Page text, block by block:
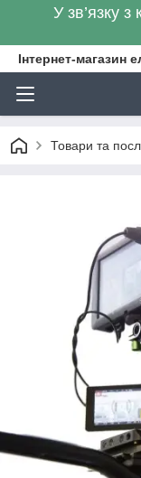
У зв’язку
Інтернет-магазин
Товари та